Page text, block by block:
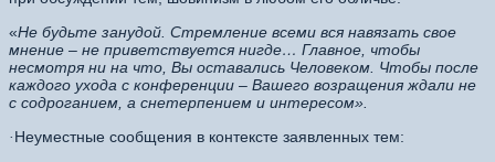
«Не будьте занудой. Стремление всеми вся навязать свое
мнение – не приветствуется нигде… Главное, чтобы
несмотря ни на что, Вы оставались Человеком. Чтобы после
каждого ухода с конференции – Вашего возращения ждали не
с содроганием, а снетерпением и интересом».
· Неуместные сообщения в контексте заявленных тем: